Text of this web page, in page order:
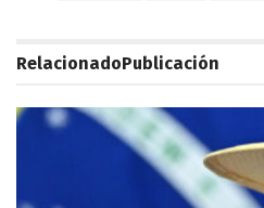
RelacionadoPublicación